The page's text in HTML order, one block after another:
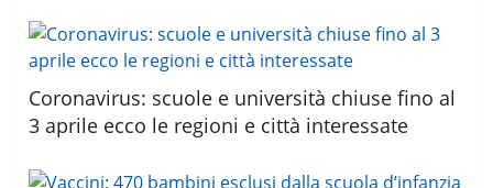
Coronavirus: scuole e università chiuse fino al
3 aprile ecco le regioni e città interessate